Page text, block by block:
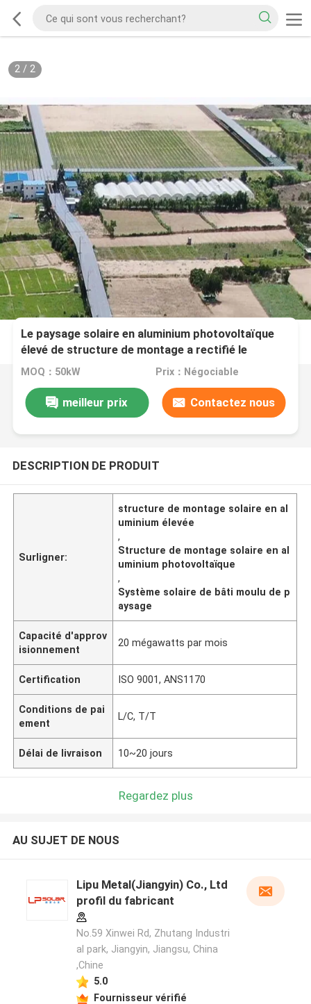
2/ 2
Le paysage solaire en aluminium photovoltaïque
élevé de structure de montage a rectifié le
système
MOQ：50kW Prix：Négociable
meilleur prix Contactez nous
DESCRIPTION DE PRODUIT
Surligner:
structure de montage solaire en al
uminium élevée
,
Structure de montage solaire en al
uminium photovoltaïque
,
Système solaire de bâti moulu de p
aysage
Capacité d'approv
isionnement
20 mégawatts par mois
Certification ISO 9001, ANS1170
Conditions de pai
ement
L/C, T/T
Délai de livraison 10~20 jours
Regardez plus
AU SUJET DE NOUS
Lipu Metal(Jiangyin) Co., Ltd
profil du fabricant
No.59 Xinwei Rd, Zhutang Industri
al park, Jiangyin, Jiangsu, China
,Chine
5.0
Fournisseur vérifié